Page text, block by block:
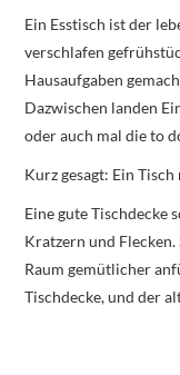
Ein Esstisch ist der
verschlafen
Hausaufgaben
Dazwischen landen
oder auch mal die to
Kurz gesagt: Ein
Eine gute Tischdecke
Kratzern und
Raum gemütlicher
Tischdecke, und der